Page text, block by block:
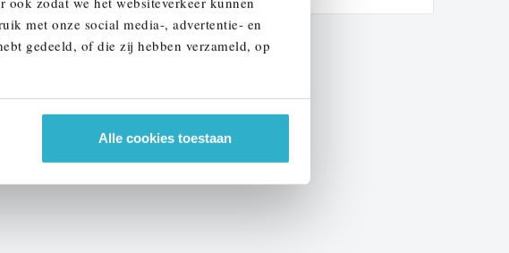
met onze social media-, advertentie- en
gedeeld, of die zij hebben verzameld, op
Alle cookies toestaan